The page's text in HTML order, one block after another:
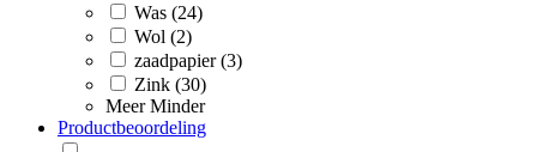
Was (24)
Wol (2)
zaadpapier (3)
Zink (30)
Meer Minder
Productbeoordeling